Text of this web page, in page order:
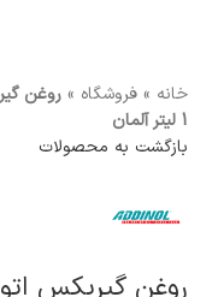
خانه » فروشگاه »
1 لیتر آلمان
بازگشت به محصولات